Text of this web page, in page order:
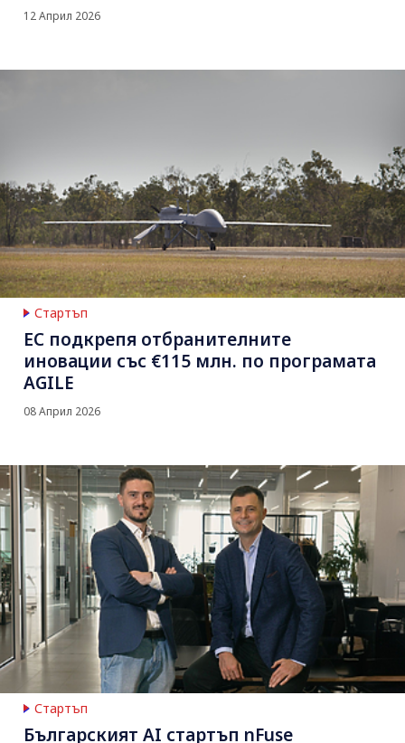
12 Април 2026
Стартъп
ЕС подкрепя отбранителните
иновации със €115 млн. по програмата
AGILE
08 Април 2026
Стартъп
Българският AI стартъп nFuse